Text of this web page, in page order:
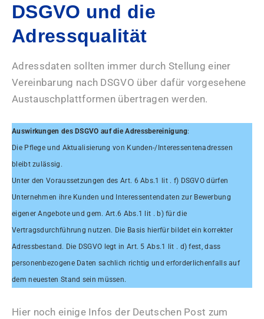
DSGVO und die
Adressqualität
Adressdaten sollten immer durch Stellung einer
Vereinbarung nach DSGVO über dafür vorgesehene
Austauschplattformen übertragen werden.
Auswirkungen des DSGVO auf die Adressbereinigung:
Die Pflege und Aktualisierung von Kunden-/Interessentenadressen
bleibt zulässig.
Unter den Voraussetzungen des Art. 6 Abs.1 lit . f) DSGVO dürfen
Unternehmen ihre Kunden und Interessentendaten zur Bewerbung
eigener Angebote und gem. Art.6 Abs.1 lit . b) für die
Vertragsdurchführung nutzen. Die Basis hierfür bildet ein korrekter
Adressbestand. Die DSGVO legt in Art. 5 Abs.1 lit . d) fest, dass
personenbezogene Daten sachlich richtig und erforderlichenfalls auf
dem neuesten Stand sein müssen.
Hier noch einige Infos der Deutschen Post zum